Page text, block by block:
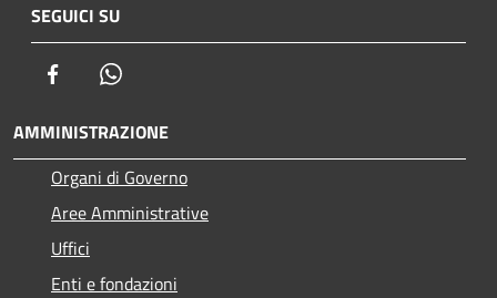
SEGUICI SU
Facebook
AMMINISTRAZIONE
Organi di Governo
Aree Amministrative
Uffici
Enti e fondazioni